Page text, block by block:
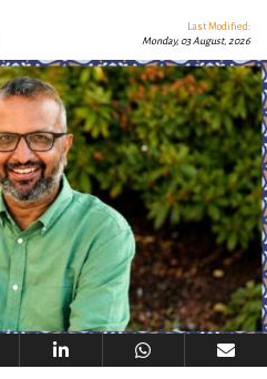
Last Modified:
Monday, 03 August, 2026